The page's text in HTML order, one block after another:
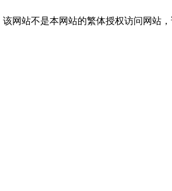
该网站不是本网站的繁体授权访问网站